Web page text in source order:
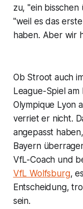
zu, "ein
"weil es das
haben. Aber wir
Ob Stroot auch
League-Spiel
Olympique Lyon
verriet er nicht.
angepasst
Bayern
VfL-Coach und
VfL Wolfsburg,
Entscheidung,
sein.